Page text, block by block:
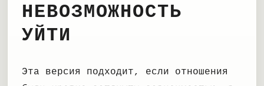
НЕВОЗМОЖНОСТЬ
УЙТИ
Эта версия подходит, если отношения